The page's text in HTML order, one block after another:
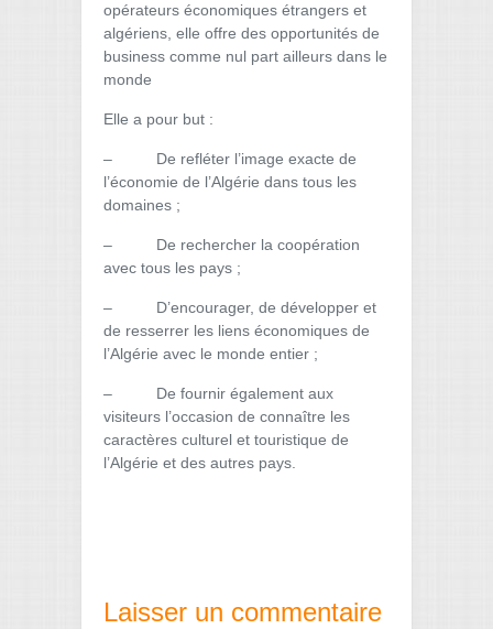
opérateurs économiques étrangers et
algériens, elle offre des opportunités de
business comme nul part ailleurs dans le
monde
Elle a pour but :
– De refléter l’image exacte de
l’économie de l’Algérie dans tous les
domaines ;
– De rechercher la coopération
avec tous les pays ;
– D’encourager, de développer et
de resserrer les liens économiques de
l’Algérie avec le monde entier ;
– De fournir également aux
visiteurs l’occasion de connaître les
caractères culturel et touristique de
l’Algérie et des autres pays.
Laisser un commentaire